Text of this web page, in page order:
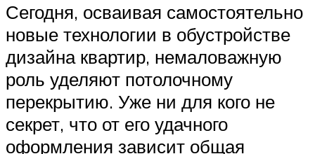
Сегодня, осваивая самостоятельно
новые технологии в обустройстве
дизайна квартир, немаловажную
роль уделяют потолочному
перекрытию. Уже ни для кого не
секрет, что от его удачного
оформления зависит общая